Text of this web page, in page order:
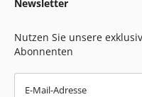
Newsletter
Nutzen Sie unsere
Abonnenten
E-Mail-Adresse